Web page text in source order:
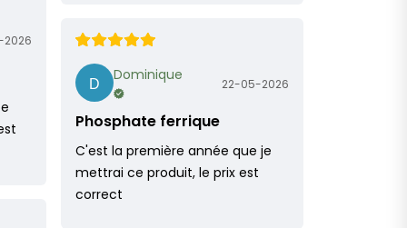
Dominique 22-05-2026
Phosphate ferrique
C'est la première année que je
mettrai ce produit, le prix est
correct